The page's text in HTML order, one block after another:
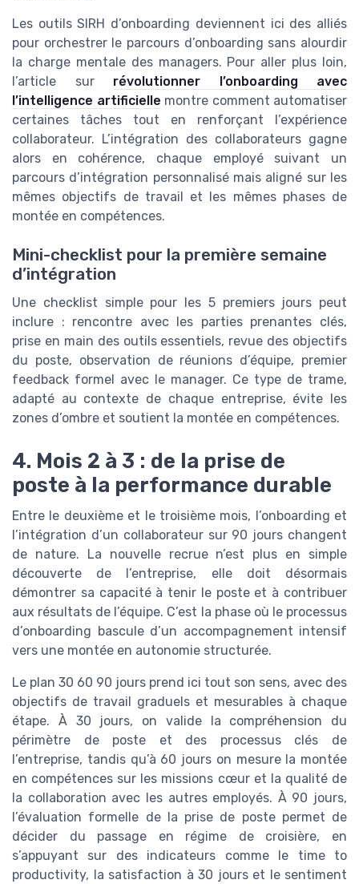
Les outils SIRH d’onboarding deviennent ici des alliés
pour orchestrer le parcours d’onboarding sans alourdir
la charge mentale des managers. Pour aller plus loin,
l’article sur révolutionner l’onboarding avec
l’intelligence artificielle montre comment automatiser
certaines tâches tout en renforçant l’expérience
collaborateur. L’intégration des collaborateurs gagne
alors en cohérence, chaque employé suivant un
parcours d’intégration personnalisé mais aligné sur les
mêmes objectifs de travail et les mêmes phases de
montée en compétences.
Mini-checklist pour la première semaine
d’intégration
Une checklist simple pour les 5 premiers jours peut
inclure : rencontre avec les parties prenantes clés,
prise en main des outils essentiels, revue des objectifs
du poste, observation de réunions d’équipe, premier
feedback formel avec le manager. Ce type de trame,
adapté au contexte de chaque entreprise, évite les
zones d’ombre et soutient la montée en compétences.
4. Mois 2 à 3 : de la prise de
poste à la performance durable
Entre le deuxième et le troisième mois, l’onboarding et
l’intégration d’un collaborateur sur 90 jours changent
de nature. La nouvelle recrue n’est plus en simple
découverte de l’entreprise, elle doit désormais
démontrer sa capacité à tenir le poste et à contribuer
aux résultats de l’équipe. C’est la phase où le processus
d’onboarding bascule d’un accompagnement intensif
vers une montée en autonomie structurée.
Le plan 30 60 90 jours prend ici tout son sens, avec des
objectifs de travail graduels et mesurables à chaque
étape. À 30 jours, on valide la compréhension du
périmètre de poste et des processus clés de
l’entreprise, tandis qu’à 60 jours on mesure la montée
en compétences sur les missions cœur et la qualité de
la collaboration avec les autres employés. À 90 jours,
l’évaluation formelle de la prise de poste permet de
décider du passage en régime de croisière, en
s’appuyant sur des indicateurs comme le time to
productivity, la satisfaction à 30 jours et le sentiment